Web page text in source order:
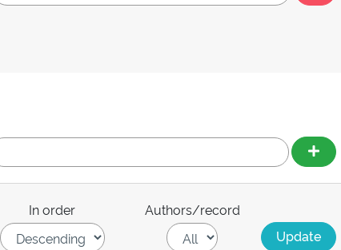
In order Authors/record